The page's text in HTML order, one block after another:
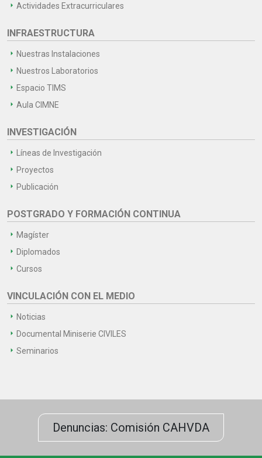
Actividades Extracurriculares
INFRAESTRUCTURA
Nuestras Instalaciones
Nuestros Laboratorios
Espacio TIMS
Aula CIMNE
INVESTIGACIÓN
Líneas de Investigación
Proyectos
Publicación
POSTGRADO Y FORMACIÓN CONTINUA
Magíster
Diplomados
Cursos
VINCULACIÓN CON EL MEDIO
Noticias
Documental Miniserie CIVILES
Seminarios
Denuncias: Comisión CAHVDA